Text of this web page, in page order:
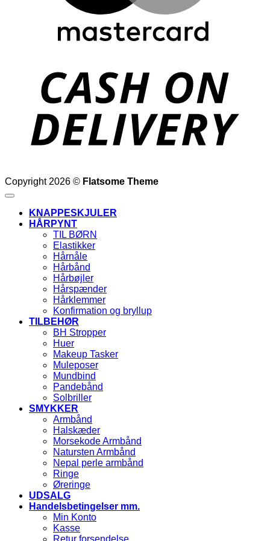
Copyright 2026 © Flatsome Theme
KNAPPESKJULER
HÅRPYNT
TIL BØRN
Elastikker
Hårnåle
Hårbånd
Hårbøjler
Hårspænder
Hårklemmer
Konfirmation og bryllup
TILBEHØR
BH Stropper
Huer
Makeup Tasker
Muleposer
Mundbind
Pandebånd
Solbriller
SMYKKER
Armbånd
Halskæder
Morsekode Armbånd
Natursten Armbånd
Nepal perle armbånd
Ringe
Øreringe
UDSALG
Handelsbetingelser mm.
Min Konto
Kasse